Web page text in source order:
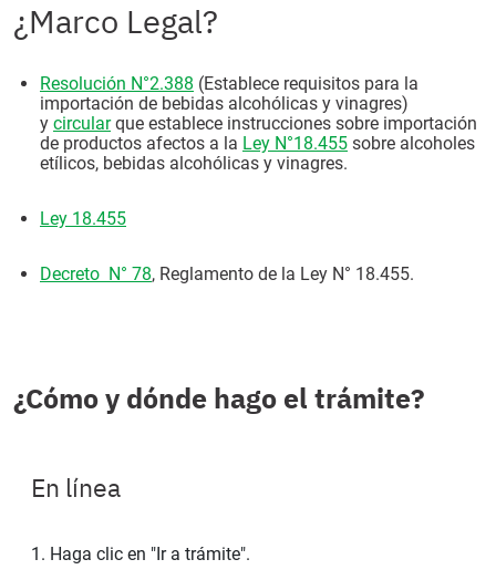
¿Marco Legal?
Resolución N°2.388 (Establece requisitos para la
importación de bebidas alcohólicas y vinagres)
y circularque establece instrucciones sobre importación
de productos afectos a la Ley N°18.455 sobre alcoholes
etílicos, bebidas alcohólicas y vinagres.
Ley 18.455
Decreto N° 78, Reglamento de la Ley N° 18.455.
¿Cómo y dónde hago el trámite?
En línea
1. Haga clic en "Ir a trámite".